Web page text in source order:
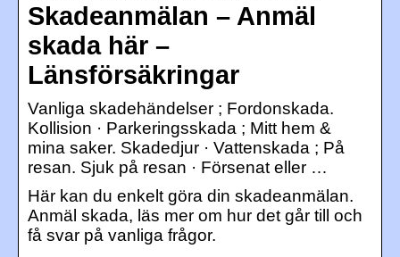
Skadeanmälan – Anmäl
skada här –
Länsförsäkringar
Vanliga skadehändelser ; Fordonskada.
Kollision · Parkeringsskada ; Mitt hem &
mina saker. Skadedjur · Vattenskada ; På
resan. Sjuk på resan · Försenat eller …
Här kan du enkelt göra din skadeanmälan.
Anmäl skada, läs mer om hur det går till och
få svar på vanliga frågor.